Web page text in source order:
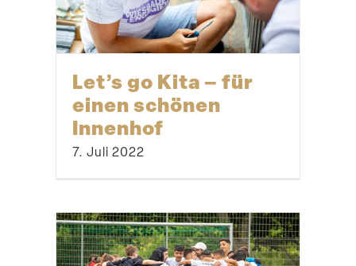
Let’s go Kita – für
einen schönen
Innenhof
7. Juli 2022